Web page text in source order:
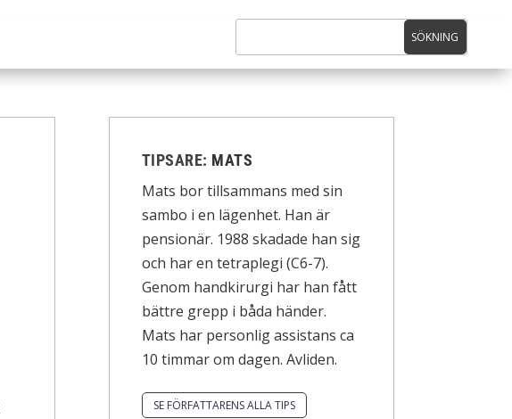
TIPSARE: MATS
Mats bor tillsammans med sin
sambo i en lägenhet. Han är
pensionär. 1988 skadade han sig
och har en tetraplegi (C6-7).
Genom handkirurgi har han fått
bättre grepp i båda händer.
Mats har personlig assistans ca
10 timmar om dagen. Avliden.
SE FÖRFATTARENS ALLA TIPS